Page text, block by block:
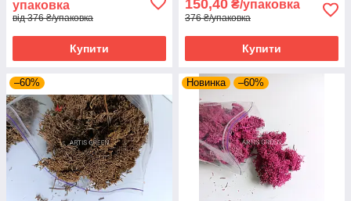
упаковка
від 376 ₴/упаковка
Купити
150,40 ₴/упаковка
376 ₴/упаковка
Купити
–60% Новинка –60%